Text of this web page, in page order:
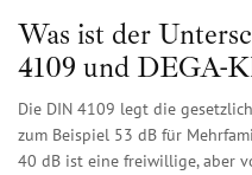
Was ist der
4109 und DEGA-
Die DIN 4109 legt die
zum Beispiel 53 dB für
40 dB ist eine freiwillige, aber